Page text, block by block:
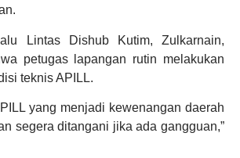
Lintas Dishub Kutim, Zulkarnain,
petugas lapangan rutin melakukan
teknis APILL.
yang menjadi kewenangan daerah
segera ditangani jika ada gangguan,”